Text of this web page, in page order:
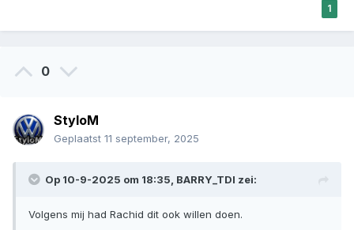
1
0
StyloM
Geplaatst 11 september, 2025
Op 10-9-2025 om 18:35, BARRY_TDI zei:
Volgens mij had Rachid dit ook willen doen.